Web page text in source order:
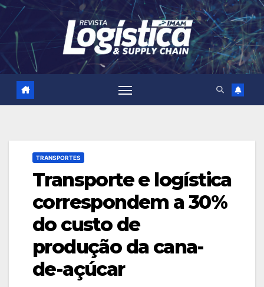
Skip
content
TRANSPORTES
Transporte e logística
correspondem a 30%
do custo de
produção da cana-
de-açúcar